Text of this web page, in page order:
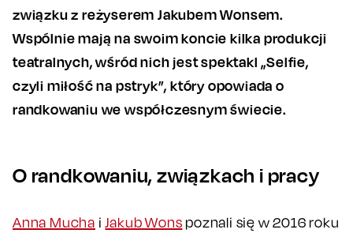
związku z reżyserem Jakubem Wonsem.
Wspólnie mają na swoim koncie kilka produkcji
teatralnych, wśród nich jest spektakl „Selfie,
czyli miłość na pstryk”, który opowiada o
randkowaniu we współczesnym świecie.
O randkowaniu, związkach i pracy
Anna Mucha iJakub Wons poznali się w 2016 roku